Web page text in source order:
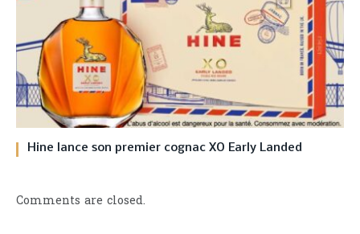
Hine lance son premier cognac XO Early Landed
Comments are closed.